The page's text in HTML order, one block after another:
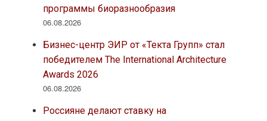
программы биоразнообразия
06.08.2026
Бизнес-центр ЭИР от «Текта Групп» стал
победителем The International Architecture
Awards 2026
06.08.2026
Россияне делают ставку на